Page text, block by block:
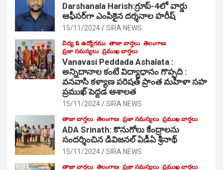
Darshanala Harish:గ్రూప్-4లో వార్డు
ఆఫీసర్‌గా ఎంపికైన దర్శనాల హరీష్
15/11/2024 SIRA NEWS
విద్య & ఉద్యోగము తాజా వార్తలు తెలంగాణ
ప్రజా సమస్యలు ప్రముఖ వార్తలు
Vanavasi Peddada Ashalata :
అన్నిదానాల కంటే విద్యాధానం గొప్పది :
వనవాసి కళ్యాణ పరిషత్ ప్రాంత మహిళా సహ
ప్రముఖ్ పెద్దడ ఆశాలత
15/11/2024 SIRA NEWS
తాజా వార్తలు తెలంగాణ ప్రజా సమస్యలు ప్రముఖ వార్తలు
ADA Srinath: కొనుగోలు కేంద్రాల‌ను
సంద‌ర్శించిన డివిజనల్ ఏడీఏ శ్రీనాథ్
15/11/2024 SIRA NEWS
తాజా వార్తలు తెలంగాణ ప్రజా సమస్యలు ప్రముఖ వార్తలు